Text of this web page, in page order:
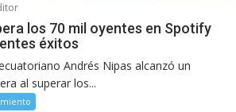
los 70 mil oyentes en Spotify
éxitos
Andrés Nipas alcanzó un
al superar los...